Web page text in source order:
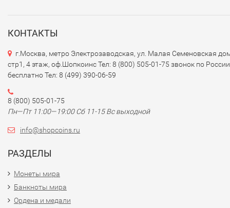
КОНТАКТЫ
г.Москва, метро Электрозаводская, ул. Малая Семеновская
стр1, 4 этаж, оф.Шопкоинс Тел: 8 (800) 505-01-75 звонок по России
бесплатно Тел: 8 (499) 390-06-59
8 (800) 505-01-75
Пн—Пт 11:00—19:00 Сб 11-15 Вс выходной
info@shopcoins.ru
РАЗДЕЛЫ
Монеты мира
Банкноты мира
Ордена и медали